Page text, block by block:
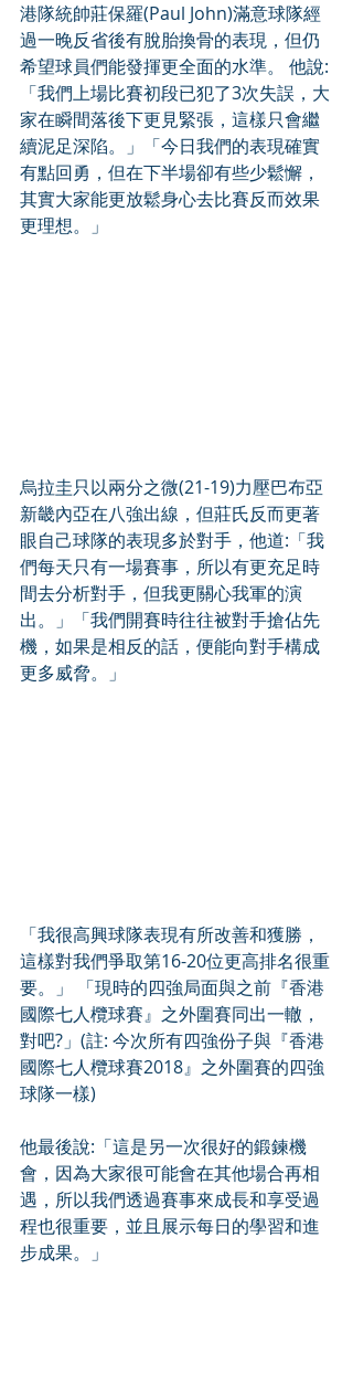
港隊統帥莊保羅(Paul John)滿意球隊經
過一晚反省後有脫胎換骨的表現，但仍
希望球員們能發揮更全面的水準。 他說:
「我們上場比賽初段已犯了3次失誤，大
家在瞬間落後下更見緊張，這樣只會繼
續泥足深陷。」「今日我們的表現確實
有點回勇，但在下半場卻有些少鬆懈，
其實大家能更放鬆身心去比賽反而效果
更理想。」
烏拉圭只以兩分之微(21-19)力壓巴布亞
新畿內亞在八強出線，但莊氏反而更著
眼自己球隊的表現多於對手，他道:「我
們每天只有一場賽事，所以有更充足時
間去分析對手，但我更關心我軍的演
出。」「我們開賽時往往被對手搶佔先
機，如果是相反的話，便能向對手構成
更多威脅。」
「我很高興球隊表現有所改善和獲勝，
這樣對我們爭取第16-20位更高排名很重
要。」 「現時的四強局面與之前『香港
國際七人欖球賽』之外圍賽同出一轍，
對吧?」(註: 今次所有四強份子與『香港
國際七人欖球賽2018』之外圍賽的四強
球隊一樣)
他最後說:「這是另一次很好的鍛鍊機
會，因為大家很可能會在其他場合再相
遇，所以我們透過賽事來成長和享受過
程也很重要，並且展示每日的學習和進
步成果。」